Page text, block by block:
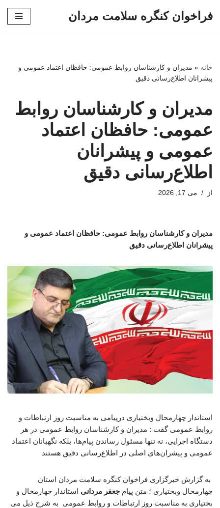
فراخوان کنگره سلامت مردان
خانه » مدیران و کارشناسان روابط عمومی: حافظان اعتماد عمومی و
پیشرانان اطلاع‌رسانی دقیق
مدیران و کارشناسان روابط
عمومی: حافظان اعتماد
عمومی و پیشرانان
اطلاع‌رسانی دقیق
از می 17, 2026
مدیران و کارشناسان روابط عمومی: حافظان اعتماد عمومی و
پیشرانان اطلاع‌رسانی دقیق
استاندار چهارمحال وبختیاری درپیامی به مناسبت روز ارتباطات و
روابط عمومی گفت : مدیران و کارشناسان روابط عمومی در هر
دستگاه اجرایی، نه تنها مسئول رساندن پیام‌ها، بلکه نگهبانان اعتماد
عمومی و پیشران‌های اصلی در اطلاع‌رسانی دقیق هستند
به گزارش خبرگزاری فراخوان کنگره سلامت مردان استان
چهارمحال وبختیاری ؛ متن پیام جعفر مردانی استاندار چهارمحال و
بختیاری به مناسبت روز ارتباطات و روابط عمومی به شرح ذیل می